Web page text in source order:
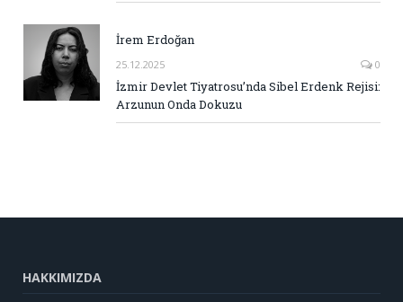
İrem Erdoğan
25.12.2025 0
İzmir Devlet Tiyatrosu’nda Sibel Erdenk Rejisi:
Arzunun Onda Dokuzu
HAKKIMIZDA